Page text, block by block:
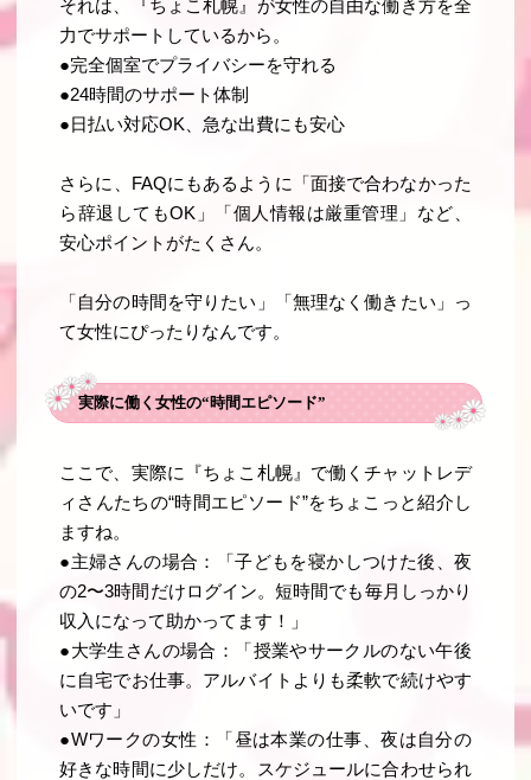
それは、『ちょこ札幌』が女性の自由な働き方を全
力でサポート しているから。
●完全個室でプライバシーを守れる
●24時間のサポート体制
●日払い対応OK、急な出費にも安心
さらに、FAQにもあるように「面接で合わなかった
ら辞退してもOK」「個人情報は厳重管理」など、
安心ポイントがたくさん。
「自分の時間を守りたい」「無理なく働きたい」っ
て女性にぴったりなんです。
実際に働く女性の“時間エピソード”
ここで、実際に『ちょこ札幌』で働くチャットレデ
ィさんたちの“時間エピソード”をちょこっと紹介し
ますね。
●主婦さんの場合 ：「子どもを寝かしつけた後、夜
の2〜3時間だけログイン。短時間でも毎月しっかり
収入になって助かってます！」
●大学生さんの場合 ：「授業やサークルのない午後
に自宅でお仕事。アルバイトよりも柔軟で続けやす
いです」
●Wワークの女性 ：「昼は本業の仕事、夜は自分の
好きな時間に少しだけ。スケジュールに合わせられ